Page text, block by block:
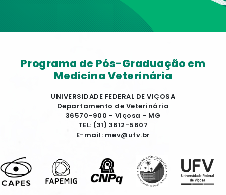
Programa de Pós-Graduação em
Medicina Veterinária
UNIVERSIDADE FEDERAL DE VIÇOSA
Departamento de Veterinária
36570-900 - Viçosa - MG
TEL: (31) 3612-5607
E-mail: mev@ufv.br